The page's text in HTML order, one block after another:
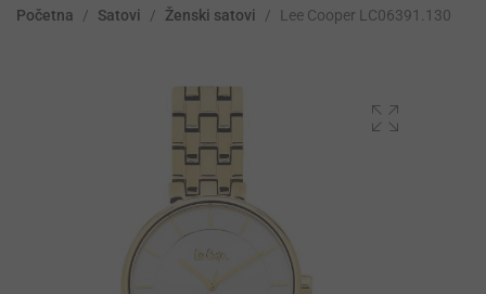
Početna / Satovi / Ženski satovi / Lee Cooper LC06391.130